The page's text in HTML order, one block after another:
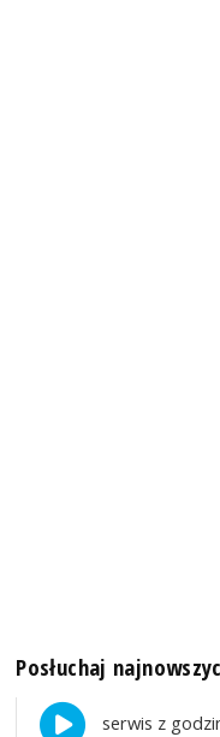
Posłuchaj
serwis z